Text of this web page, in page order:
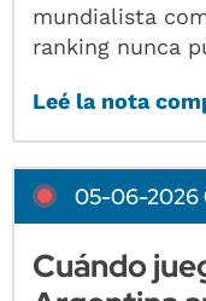
mundialista
ranking nunca
Leé la nota
05-06-2026
Cuándo